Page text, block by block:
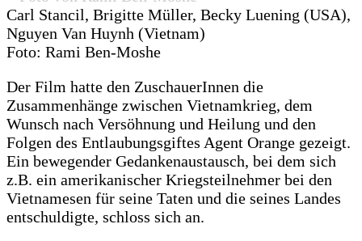
Carl Stancil, Brigitte Müller, Becky Luening (USA),
Nguyen Van Huynh (Vietnam)
Foto: Rami Ben-Moshe
Der Film hatte den ZuschauerInnen die
Zusammenhänge zwischen Vietnamkrieg, dem
Wunsch nach Versöhnung und Heilung und den
Folgen des Entlaubungsgiftes Agent Orange gezeigt.
Ein bewegender Gedankenaustausch, bei dem sich
z.B. ein amerikanischer Kriegsteilnehmer bei den
Vietnamesen für seine Taten und die seines Landes
entschuldigte, schloss sich an.